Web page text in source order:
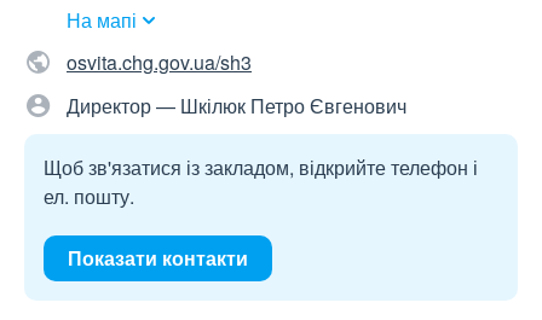
На мапі
osvita.chg.gov.ua/sh3
Директор — Шкілюк Петро Євгенович
Щоб зв'язатися із закладом, відкрийте телефон і
ел. пошту.
Показати контакти